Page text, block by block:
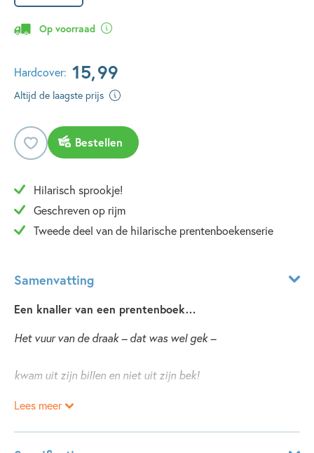
Op voorraad
Hardcover: 15,99
Altijd de laagste prijs
Bestellen
Hilarisch sprookje!
Geschreven op rijm
Tweede deel van de hilarische prentenboekenserie
Samenvatting
Een knaller van een prentenboek…
Het vuur van de draak – dat was wel gek –
kwam uit zijn billen en niet uit zijn bek!
‘Als we vandaag alles omgekeerd doen,
Lees meer